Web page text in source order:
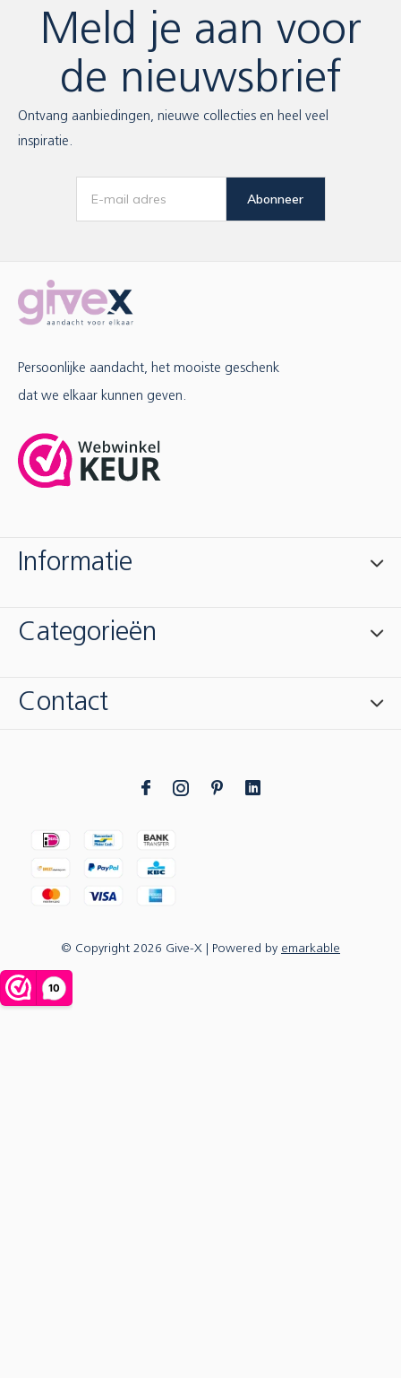
Meld je aan voor
de nieuwsbrief
Ontvang aanbiedingen, nieuwe collecties en heel veel
inspiratie.
Abonneer
Persoonlijke aandacht, het mooiste geschenk
dat we elkaar kunnen geven.
Informatie
Categorieën
Contact
© Copyright 2026 Give-X | Powered by emarkable